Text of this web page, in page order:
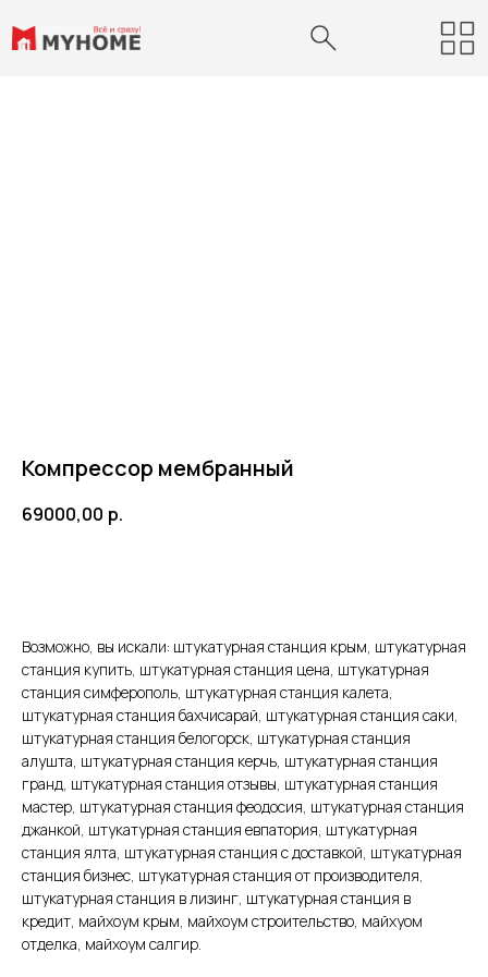
Компрессор мембранный
69000,00 р.
Возможно, вы искали: штукатурная станция крым, штукатурная
станция купить, штукатурная станция цена, штукатурная
станция симферополь, штукатурная станция калета,
штукатурная станция бахчисарай, штукатурная станция саки,
штукатурная станция белогорск, штукатурная станция
алушта, штукатурная станция керчь, штукатурная станция
гранд, штукатурная станция отзывы, штукатурная станция
мастер, штукатурная станция феодосия, штукатурная станция
джанкой, штукатурная станция евпатория, штукатурная
станция ялта, штукатурная станция с доставкой, штукатурная
станция бизнес, штукатурная станция от производителя,
штукатурная станция в лизинг, штукатурная станция в
кредит, майхоум крым, майхоум строительство, майхуом
отделка, майхоум салгир.